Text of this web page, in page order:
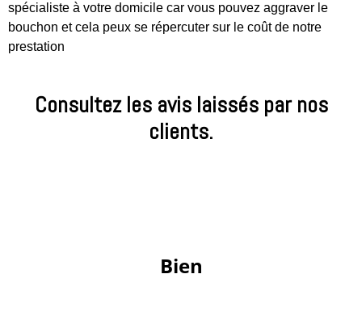
spécialiste à votre domicile car vous pouvez aggraver le
bouchon et cela peux se répercuter sur le coût de notre
prestation
Consultez les avis laissés par nos
clients.
Bien